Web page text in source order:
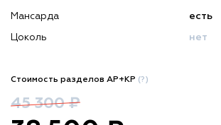
Мансарда есть
Цоколь нет
Стоимость разделов АР+КР (?)
45 300 ₽